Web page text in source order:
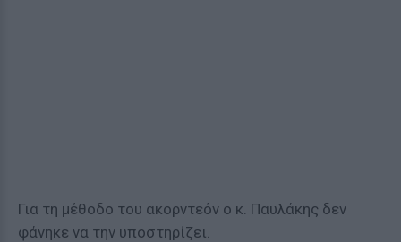
Για τη μέθοδο του ακορντεόν ο κ. Παυλάκης δεν
φάνηκε να την υποστηρίζει.